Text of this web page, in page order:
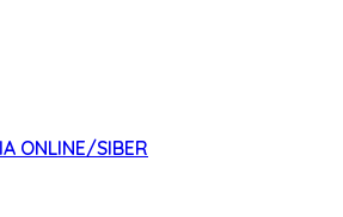
ONLINE/SIBER